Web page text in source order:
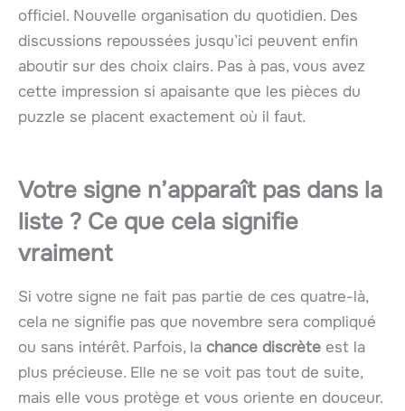
officiel. Nouvelle organisation du quotidien. Des
discussions repoussées jusqu’ici peuvent enfin
aboutir sur des choix clairs. Pas à pas, vous avez
cette impression si apaisante que les pièces du
puzzle se placent exactement où il faut.
Votre signe n’apparaît pas dans la
liste ? Ce que cela signifie
vraiment
Si votre signe ne fait pas partie de ces quatre-là,
cela ne signifie pas que novembre sera compliqué
ou sans intérêt. Parfois, la chance discrète est la
plus précieuse. Elle ne se voit pas tout de suite,
mais elle vous protège et vous oriente en douceur.